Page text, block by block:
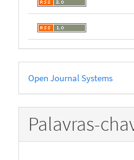
Desenvolvido
por
Open Journal Systems
Palavras-